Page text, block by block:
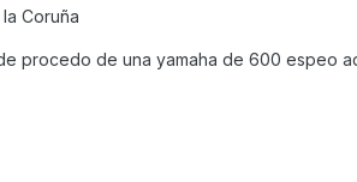
Coruña
procedo de una yamaha de 600 espeo